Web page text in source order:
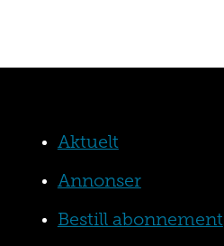
Aktuelt
Annonser
Bestill abonnement